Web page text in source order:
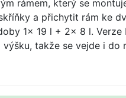
rámem, který se
a přichytit rám ke
1x 19 l + 2x 8 l. Verze
takže se vejde i do